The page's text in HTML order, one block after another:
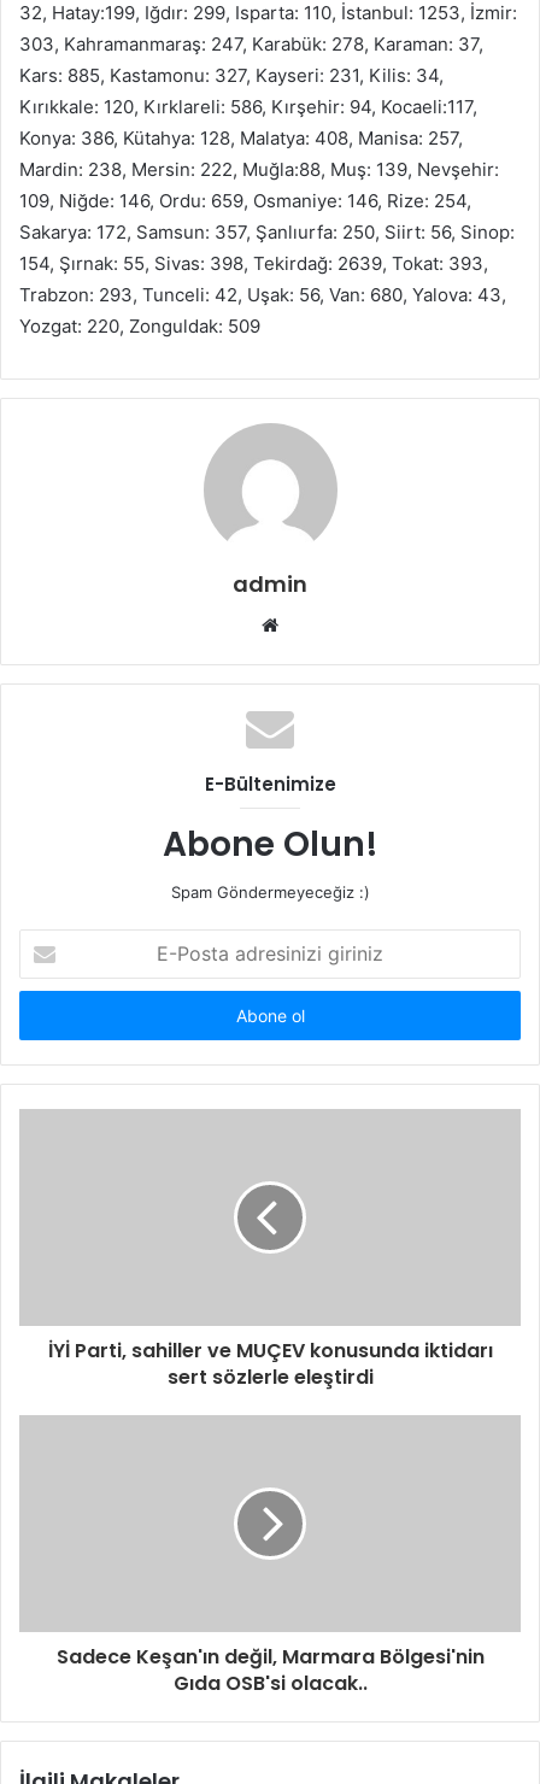
32, Hatay:199, Iğdır: 299, Isparta: 110, İstanbul: 1253, İzmir:
303, Kahramanmaraş: 247, Karabük: 278, Karaman: 37,
Kars: 885, Kastamonu: 327, Kayseri: 231, Kilis: 34,
Kırıkkale: 120, Kırklareli: 586, Kırşehir: 94, Kocaeli:117,
Konya: 386, Kütahya: 128, Malatya: 408, Manisa: 257,
Mardin: 238, Mersin: 222, Muğla:88, Muş: 139, Nevşehir:
109, Niğde: 146, Ordu: 659, Osmaniye: 146, Rize: 254,
Sakarya: 172, Samsun: 357, Şanlıurfa: 250, Siirt: 56, Sinop:
154, Şırnak: 55, Sivas: 398, Tekirdağ: 2639, Tokat: 393,
Trabzon: 293, Tunceli: 42, Uşak: 56, Van: 680, Yalova: 43,
Yozgat: 220, Zonguldak: 509
admin
Web
E-Bültenimize
Abone Olun!
Spam Göndermeyeceğiz :)
Posta
adresinizi
İYİ Parti, sahiller ve MUÇEV konusunda iktidarı
sert sözlerle eleştirdi
Sadece Keşan'ın değil, Marmara Bölgesi'nin
Gıda OSB'si olacak..